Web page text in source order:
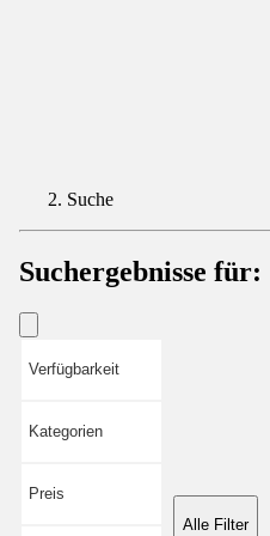
Suche
Suchergebnisse für:
Verfügbarkeit
Kategorien
Preis
Alle Filter